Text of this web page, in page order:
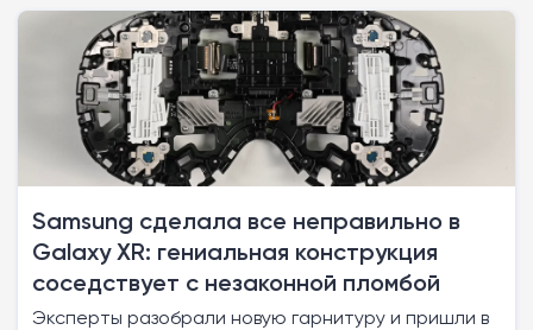
Samsung сделала все неправильно в
Galaxy XR: гениальная конструкция
соседствует с незаконной пломбой
Эксперты разобрали новую гарнитуру и пришли в